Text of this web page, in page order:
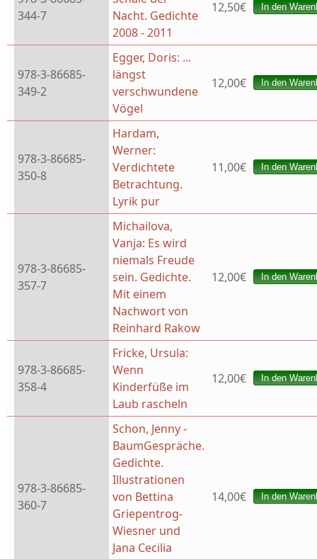
344-7
Nacht. Gedichte
2008 - 2011
12,50€
978-3-86685-
349-2
Egger, Doris: ...
längst
verschwundene
Vögel
12,00€
978-3-86685-
350-8
Hardam,
Werner:
Verdichtete
Betrachtung.
Lyrik pur
11,00€
978-3-86685-
357-7
Michailova,
Vanja: Es wird
niemals Freude
sein. Gedichte.
Mit einem
Nachwort von
Reinhard Rakow
12,00€
978-3-86685-
358-4
Fricke, Ursula:
Wenn
Kinderfüße im
Laub rascheln
12,00€
978-3-86685-
360-7
Schon, Jenny -
BaumGespräche.
Gedichte.
Illustrationen
von Bettina
Griepentrog-
Wiesner und
Jana Cecilia
14,00€